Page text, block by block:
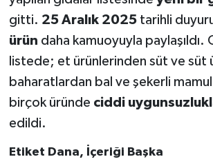
gitti. 25 Aralık 2025tarihli
ürün daha kamuoyuyla paylaşıldı.
listede; et ürünlerinden süt ve süt
baharatlardan bal ve şekerli
birçok üründe ciddi
edildi.
Etiket Dana, İçeriği Başka
Teknoloji
Vasıta
Vefat Haberleri